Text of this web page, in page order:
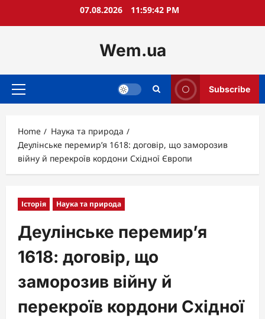
07.08.2026 11:59:43 PM
Wem.ua
Primary
Subscribe
Home
Наука та природа
Деулінське перемир’я 1618: договір, що заморозив
війну й перекроїв кордони Східної Європи
Історія Наука та природа
Деулінське перемир’я
1618: договір, що
заморозив війну й
перекроїв кордони Східної